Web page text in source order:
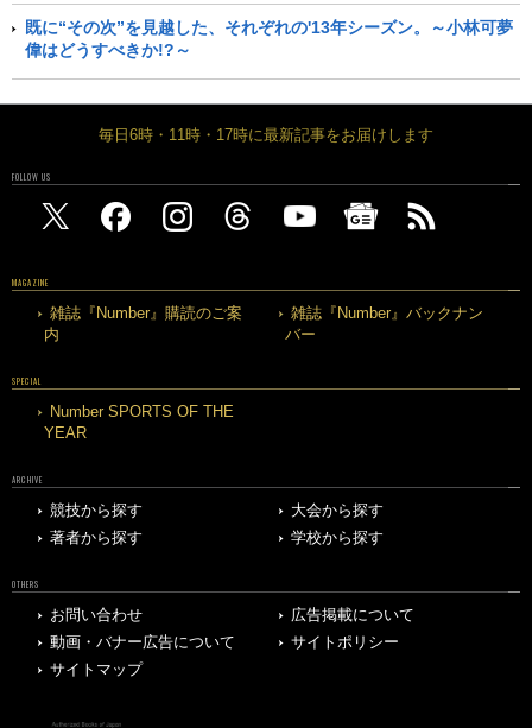
既に“その次”を見越した、それぞれの'13年シーズン。～小林可夢
偉はどうすべきか!?～
毎日6時・11時・17時に最新記事をお届けします
FOLLOW US
MAGAZINE
雑誌『Number』購読のご案
内
雑誌『Number』バックナン
バー
SPECIAL
Number SPORTS OF THE
YEAR
ARCHIVE
競技から探す
大会から探す
著者から探す
学校から探す
OTHERS
お問い合わせ
広告掲載について
動画・バナー広告について
サイトポリシー
サイトマップ